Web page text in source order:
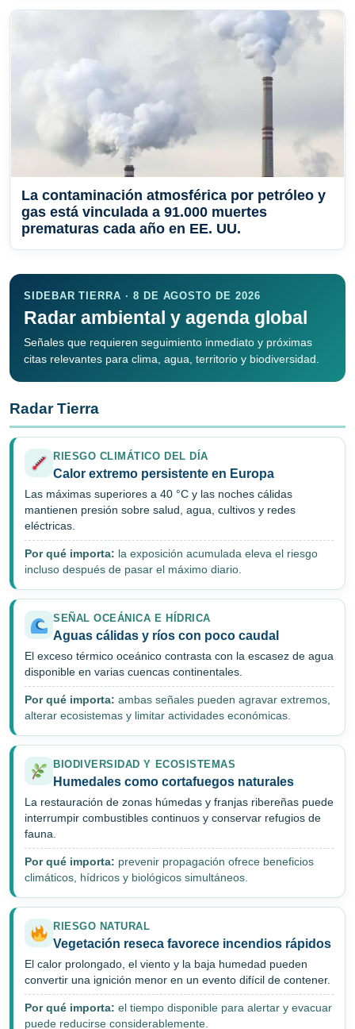
La contaminación atmosférica por petróleo y
gas está vinculada a 91.000 muertes
prematuras cada año en EE. UU.
SIDEBAR TIERRA · 8 DE AGOSTO DE 2026
Radar ambiental y agenda global
Señales que requieren seguimiento inmediato y próximas
citas relevantes para clima, agua, territorio y biodiversidad.
Radar Tierra
RIESGO CLIMÁTICO DEL DÍA
Calor extremo persistente en Europa
Las máximas superiores a 40 °C y las noches cálidas
mantienen presión sobre salud, agua, cultivos y redes
eléctricas.
Por qué importa: la exposición acumulada eleva el riesgo
incluso después de pasar el máximo diario.
SEÑAL OCEÁNICA E HÍDRICA
Aguas cálidas y ríos con poco caudal
El exceso térmico oceánico contrasta con la escasez de agua
disponible en varias cuencas continentales.
Por qué importa: ambas señales pueden agravar extremos,
alterar ecosistemas y limitar actividades económicas.
BIODIVERSIDAD Y ECOSISTEMAS
Humedales como cortafuegos naturales
La restauración de zonas húmedas y franjas ribereñas puede
interrumpir combustibles continuos y conservar refugios de
fauna.
Por qué importa: prevenir propagación ofrece beneficios
climáticos, hídricos y biológicos simultáneos.
RIESGO NATURAL
Vegetación reseca favorece incendios rápidos
El calor prolongado, el viento y la baja humedad pueden
convertir una ignición menor en un evento difícil de contener.
Por qué importa: el tiempo disponible para alertar y evacuar
puede reducirse considerablemente.